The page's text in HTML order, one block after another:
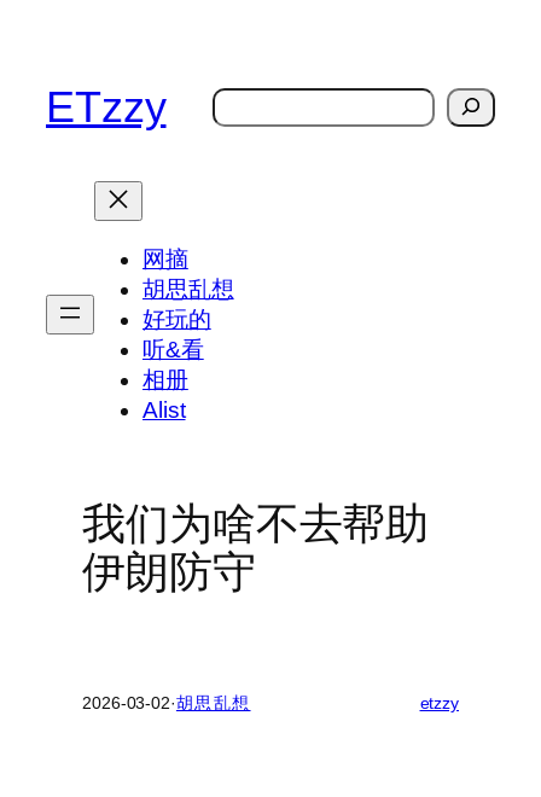
ETzzy
搜
网摘
胡思乱想
好玩的
听&看
相册
Alist
我们为啥不去帮助
伊朗防守
2026-03-02·胡思乱想 etzzy